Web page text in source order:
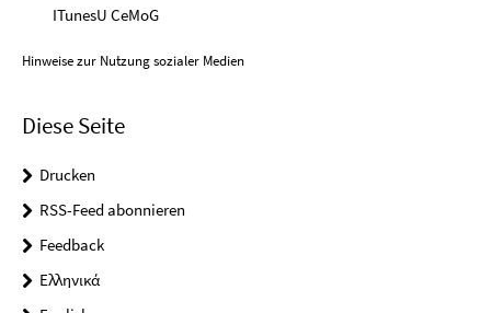
ITunesU CeMoG
Hinweise zur Nutzung sozialer Medien
Diese Seite
Drucken
RSS-Feed abonnieren
Feedback
Ελληνικά